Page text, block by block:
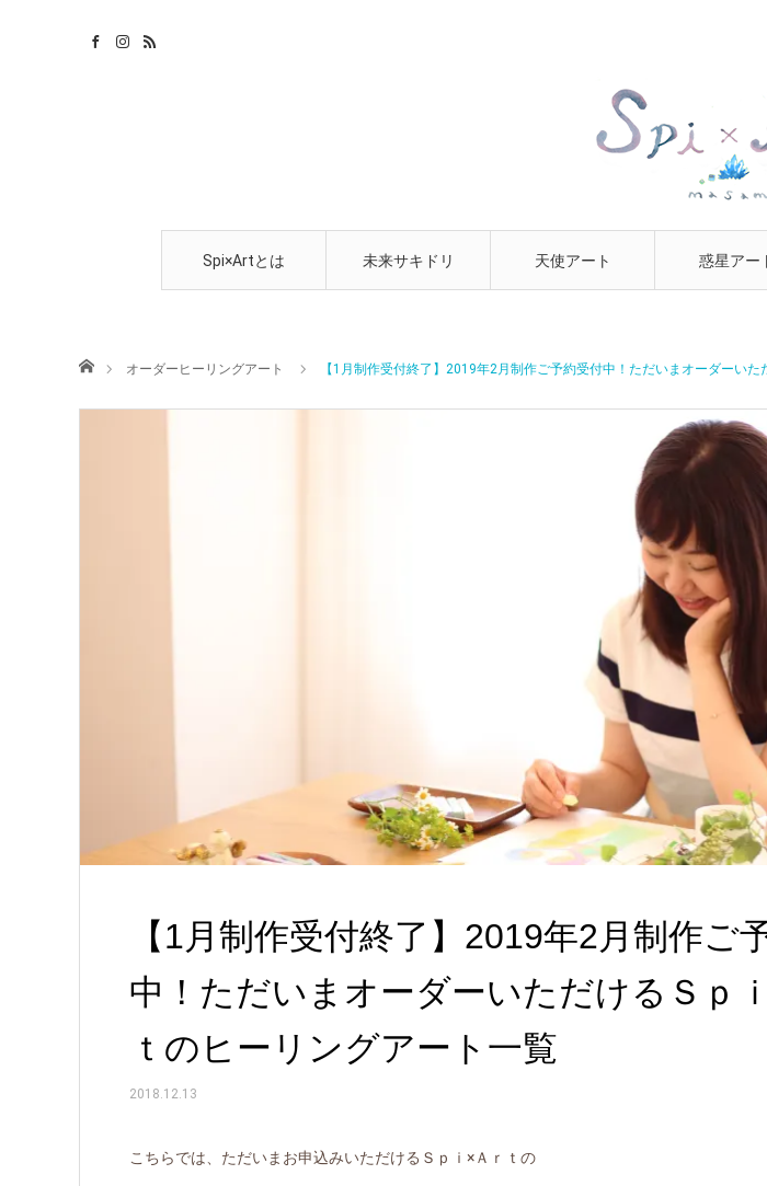
Spi×Artとは 未来サキドリ 天使アート 惑星アー
ホームオーダーヒーリングアート 【1月制作受付終了】2019年2月制作ご予約受付中！ただいまオーダーい
【1月制作受付終了】2019年2月制作ご
中！ただいまオーダーいただけるＳｐ
ｔのヒーリングアート一覧
2018.12.13
こちらでは、ただいまお申込みいただけるＳｐｉ×Ａｒｔの